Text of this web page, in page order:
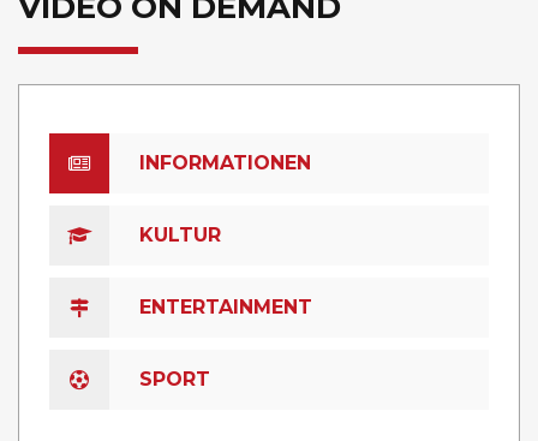
INFORMATIONEN
KULTUR
ENTERTAINMENT
SPORT